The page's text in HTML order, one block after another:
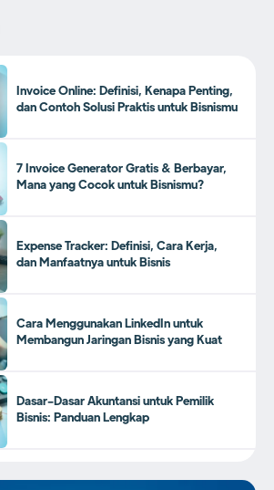
Invoice Online: Definisi, Kenapa Penting,
dan Contoh Solusi Praktis untuk Bisnismu
7 Invoice Generator Gratis & Berbayar,
Mana yang Cocok untuk Bisnismu?
Expense Tracker: Definisi, Cara Kerja,
dan Manfaatnya untuk Bisnis
Cara Menggunakan LinkedIn untuk
Membangun Jaringan Bisnis yang Kuat
Dasar-Dasar Akuntansi untuk Pemilik
Bisnis: Panduan Lengkap